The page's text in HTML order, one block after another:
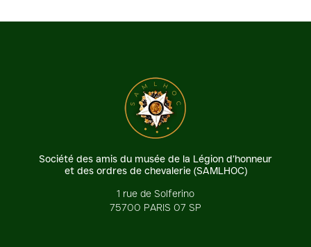
Société des amis du musée de la Légion d’honneur
et des ordres de chevalerie (SAMLHOC)
1 rue de Solferino
75700 PARIS 07 SP